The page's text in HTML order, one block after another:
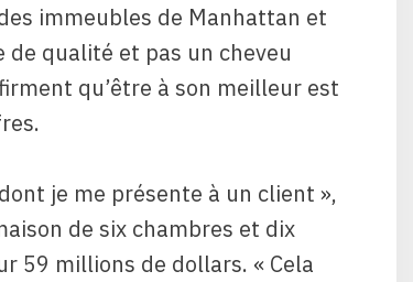
immeubles de Manhattan et
qualité et pas un cheveu
qu’être à son meilleur est
je me présente à un client »,
de six chambres et dix
59 millions de dollars. « Cela